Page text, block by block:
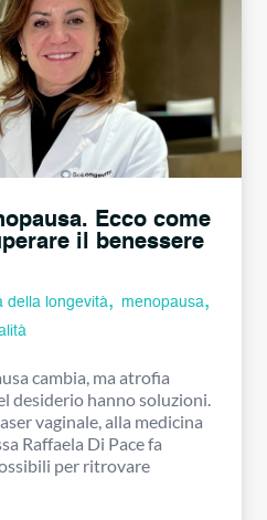
Ecco come
il benessere
della longevità, menopausa,
cambia, ma atrofia
desiderio hanno soluzioni.
vaginale, alla medicina
Raffaela Di Pace fa
per ritrovare